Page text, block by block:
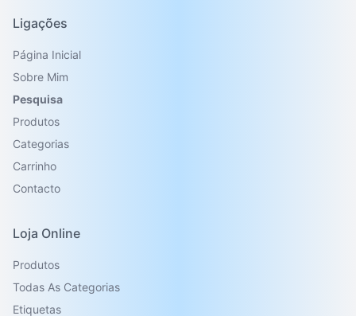
Ligações
Página Inicial
Sobre Mim
Pesquisa
Produtos
Categorias
Carrinho
Contacto
Loja Online
Produtos
Todas As Categorias
Etiquetas